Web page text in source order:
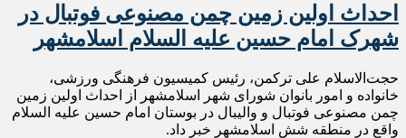
احداث اولین زمین چمن مصنوعی فوتبال در
شهرک امام حسین علیه السلام اسلامشهر
حجت‌الاسلام علی ترکمن، رئیس کمیسیون فرهنگی ورزشی،
خانواده و امور بانوان شورای شهر اسلامشهر از احداث اولین زمین
چمن مصنوعی فوتبال و والیبال در بوستان امام حسین علیه السلام
واقع در منطقه شش اسلامشهر خبر داد.